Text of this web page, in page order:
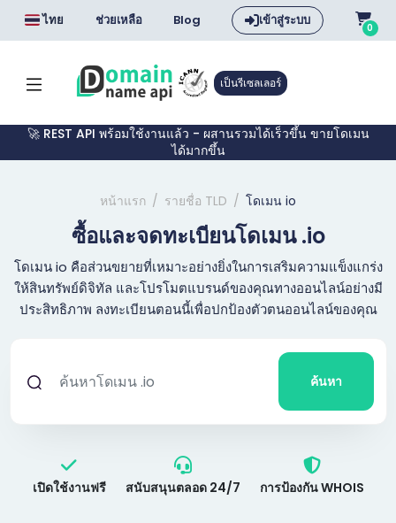
ไทย ช่วยเหลือ Blog เข้าสู่ระบบ 0
เป็นรีเซลเลอร์
🚀 REST API พร้อมใช้งานแล้ว - ผสานรวมได้เร็วขึ้น ขายโดเมน
ได้มากขึ้น
หน้าแรก รายชื่อ TLD โดเมน io
ซื้อและจดทะเบียนโดเมน .io
โดเมน io คือส่วนขยายที่เหมาะอย่างยิ่งในการเสริมความแข็งแกร่ง
ให้สินทรัพย์ดิจิทัล และโปรโมตแบรนด์ของคุณทางออนไลน์อย่างมี
ประสิทธิภาพ ลงทะเบียนตอนนี้เพื่อปกป้องตัวตนออนไลน์ของคุณ
ค้นหา
เปิดใช้งานฟรี สนับสนุนตลอด 24/7 การป้องกัน WHOIS